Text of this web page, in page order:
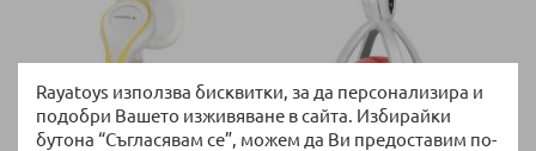
Rayatoys използва бисквитки, за да персонализира и
подобри Вашето изживяване в сайта. Избирайки
бутона “Съгласявам се”, можем да Ви предоставим по-